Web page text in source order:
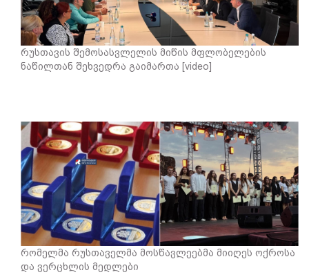
რუსთავის შემოსასვლელის მიწის მფლობელების
ნაწილთან შეხვედრა გაიმართა [video]
რომელმა რუსთაველმა მოსწავლეებმა მიიღეს ოქროსა
და ვერცხლის მედლები